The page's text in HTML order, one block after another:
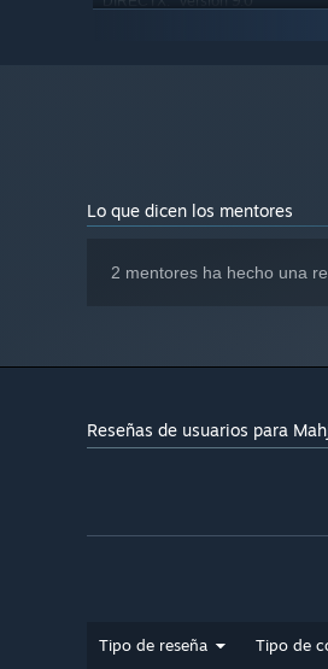
Lo que dicen los mentores
2 mentores ha hecho una
Reseñas de usuarios para
Tipo de reseña Tipo de